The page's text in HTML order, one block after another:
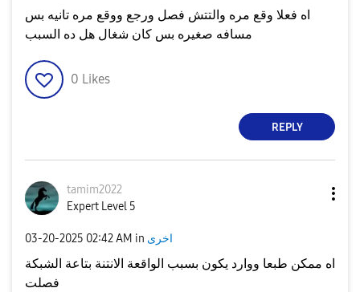
اه فعلا وقع مره والتتش فصل ورجع ووقع مره تانيه بس
مسافه صغيره بس كان شغال هل ده السبب
0 Likes
REPLY
tamim2022
Expert Level 5
‎03-20-2025 02:42 AM in اخرى
اه ممكن طبعا ووارد يكون بسبب الواقعة الانتنة بتاعة الشبكة
فصلت